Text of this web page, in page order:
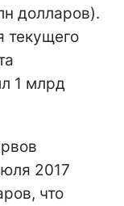
долларов).
текущего
1 млрд
2017
что